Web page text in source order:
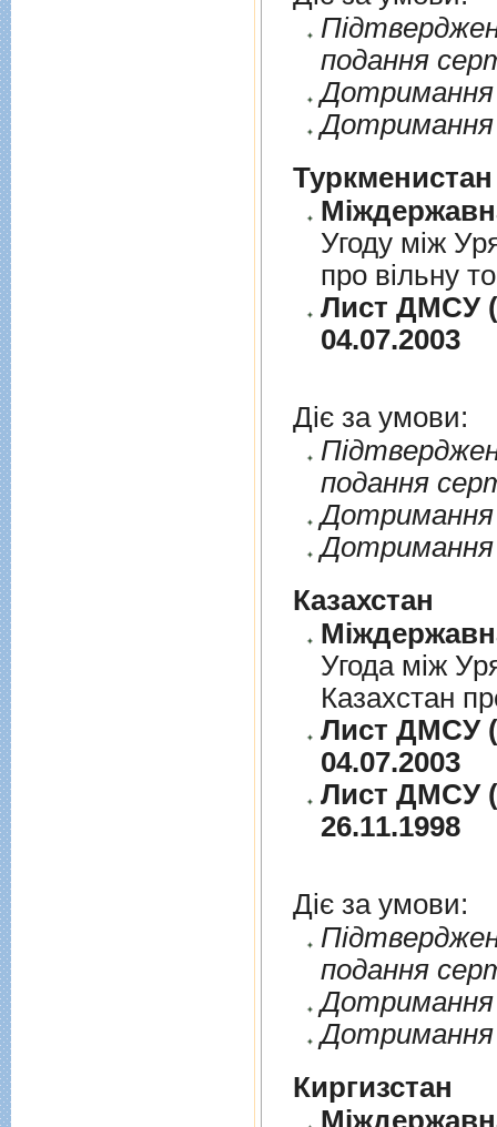
подання
Дотримання
Дотримання
Туркменистан
Угоду між
про вільну
Лист ДМСУ
04.07.2003
Діє за умови:
подання
Дотримання
Дотримання
Казахстан
Угода між
Казахстан
Лист ДМСУ
04.07.2003
Лист ДМСУ
26.11.1998
Діє за умови:
подання
Дотримання
Дотримання
Киргизстан